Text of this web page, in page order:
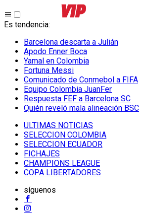
Es tendencia:
Barcelona descarta a Julián
Apodo Enner Boca
Yamal en Colombia
Fortuna Messi
Comunicado de Conmebol a FIFA
Equipo Colombia JuanFer
Respuesta FEF a Barcelona SC
Quién reveló mala alineación BSC
ULTIMAS NOTICIAS
SELECCION COLOMBIA
SELECCION ECUADOR
FICHAJES
CHAMPIONS LEAGUE
COPA LIBERTADORES
síguenos